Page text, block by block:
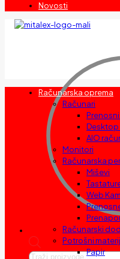
Novosti
Products
Računarska oprema
Računari
Desktop
AIO
Monitori
Računarska
Miševi
Web
Računarski
Potrošni
Papir